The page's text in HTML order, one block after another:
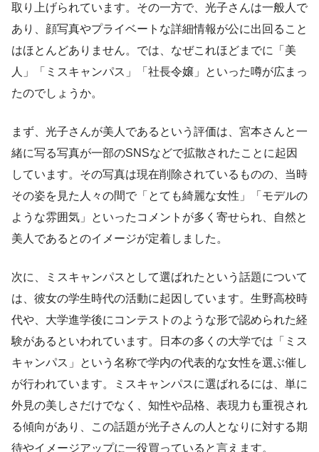
取り上げられています。その一方で、光子さんは一般人で
あり、顔写真やプライベートな詳細情報が公に出回ること
はほとんどありません。では、なぜこれほどまでに「美
人」「ミスキャンパス」「社長令嬢」といった噂が広まっ
たのでしょうか。
まず、光子さんが美人であるという評価は、宮本さんと一
緒に写る写真が一部のSNSなどで拡散されたことに起因
しています。その写真は現在削除されているものの、当時
その姿を見た人々の間で「とても綺麗な女性」「モデルの
ような雰囲気」といったコメントが多く寄せられ、自然と
美人であるとのイメージが定着しました。
次に、ミスキャンパスとして選ばれたという話題について
は、彼女の学生時代の活動に起因しています。生野高校時
代や、大学進学後にコンテストのような形で認められた経
験があるといわれています。日本の多くの大学では「ミス
キャンパス」という名称で学内の代表的な女性を選ぶ催し
が行われています。ミスキャンパスに選ばれるには、単に
外見の美しさだけでなく、知性や品格、表現力も重視され
る傾向があり、この話題が光子さんの人となりに対する期
待やイメージアップに一役買っていると言えます。